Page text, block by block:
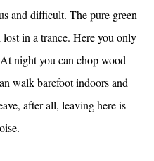
and difficult. The pure green
in a trance. Here you only
night you can chop wood
walk barefoot indoors and
after all, leaving here is